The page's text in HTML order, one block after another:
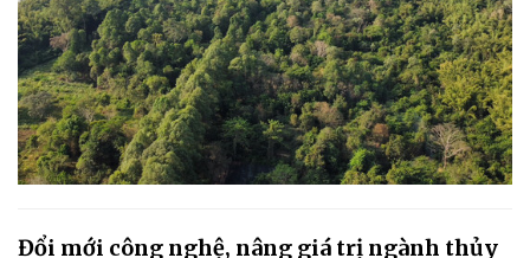
Đổi mới công nghệ, nâng giá trị ngành thủy